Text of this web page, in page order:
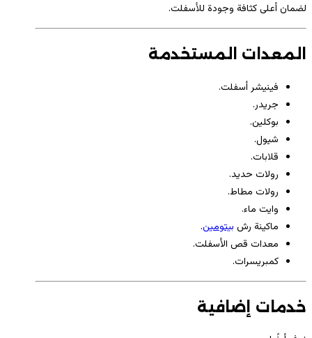
لضمان أعلى كثافة وجودة للأسفلت.
المعدات المستخدمة
فينيشر أسفلت.
جريدر.
بوكلين.
شيول.
قلابات.
رولات حديد.
رولات مطاط.
وايت ماء.
ماكينة رش بيتومين.
معدات قص الأسفلت.
كمبريسرات.
خدمات إضافية